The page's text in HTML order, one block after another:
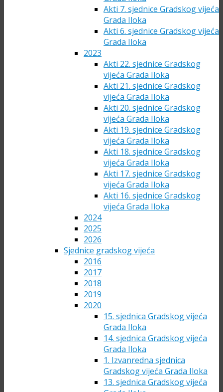
Akti 7. sjednice Gradskog vijeća
Grada Iloka
Akti 6. sjednice Gradskog vijeća
Grada Iloka
2023
Akti 22. sjednice Gradskog
vijeća Grada Iloka
Akti 21. sjednice Gradskog
vijeća Grada Iloka
Akti 20. sjednice Gradskog
vijeća Grada Iloka
Akti 19. sjednice Gradskog
vijeća Grada Iloka
Akti 18. sjednice Gradskog
vijeća Grada Iloka
Akti 17. sjednice Gradskog
vijeća Grada Iloka
Akti 16. sjednice Gradskog
vijeća Grada Iloka
2024
2025
2026
Sjednice gradskog vijeća
2016
2017
2018
2019
2020
15. sjednica Gradskog vijeća
Grada Iloka
14. sjednica Gradskog vijeća
Grada Iloka
1. Izvanredna sjednica
Gradskog vijeća Grada Iloka
13. sjednica Gradskog vijeća